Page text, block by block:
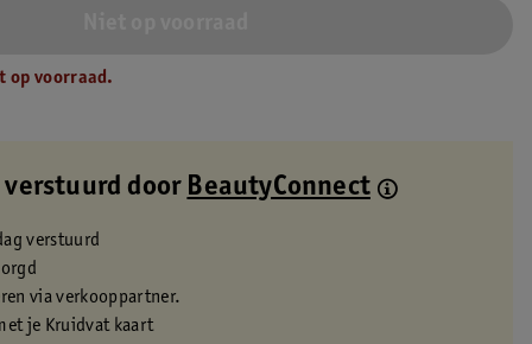
op voorraad.
verstuurd door BeautyConnect
verstuurd
via verkooppartner.
je Kruidvat kaart